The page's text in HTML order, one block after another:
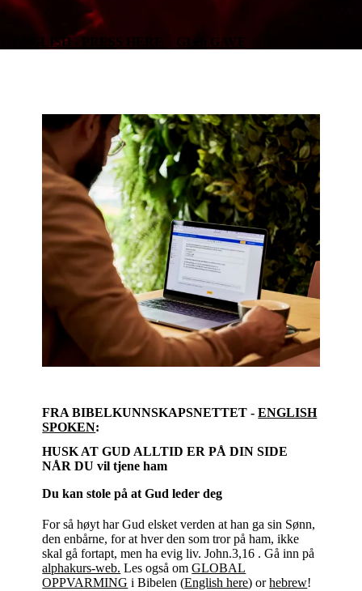
ENGLISH - PRESS HERE GI en GAVE
FRA BIBELKUNNSKAPSNETTET -ENGLISH
SPOKEN:
HUSK AT GUD ALLTID ER PÅ DIN SIDE
NÅR DU vil tjene ham
Du kan stole på at Gud leder deg
For så høyt har Gud elsket verden at han ga sin Sønn,
den enbårne, for at hver den som tror på ham, ikke
skal gå fortapt, men ha evig liv. John.3,16 . Gå inn på
alphakurs-web. Les også omGLOBAL
OPPVARMING i Bibelen (English here) orhebrew!